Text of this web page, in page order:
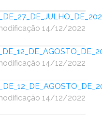
14/12/2022
14/12/2022
14/12/2022